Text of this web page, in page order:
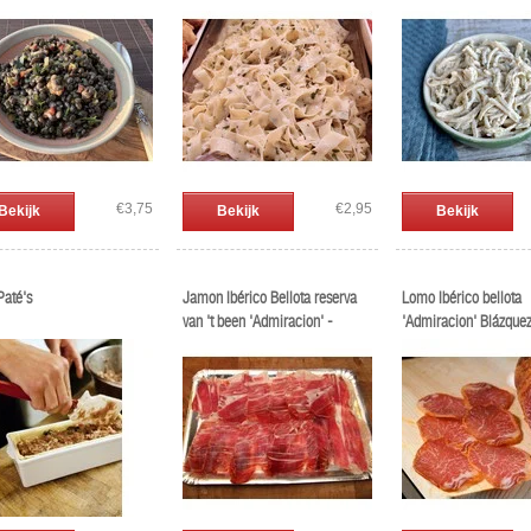
€3,75 Bekijk €2,95 Bekijk
Jamon Ibérico Bellota reserva
van 't been 'Admiracion' -
Lomo Ibérico bellota
'Admiracion' Blázquez